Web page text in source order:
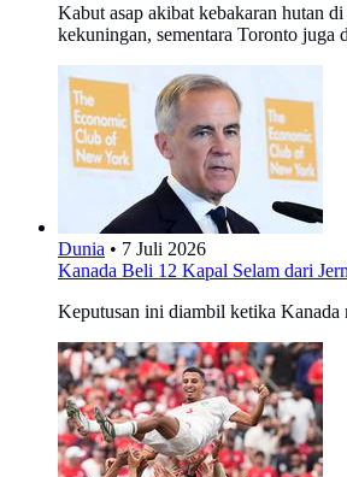
Kabut asap akibat kebakaran hutan
kekuningan, sementara Toronto juga
Dunia • 7 Juli 2026
Kanada Beli 12 Kapal Selam dari
Keputusan ini diambil ketika Kanada